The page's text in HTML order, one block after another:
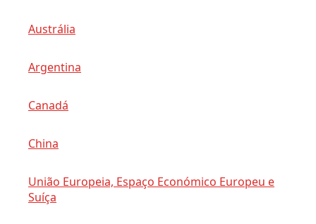
Austrália
Argentina
Canadá
China
União Europeia, Espaço Económico Europeu e
Suíça